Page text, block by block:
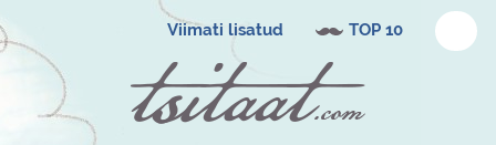
Viimati lisatud TOP 10